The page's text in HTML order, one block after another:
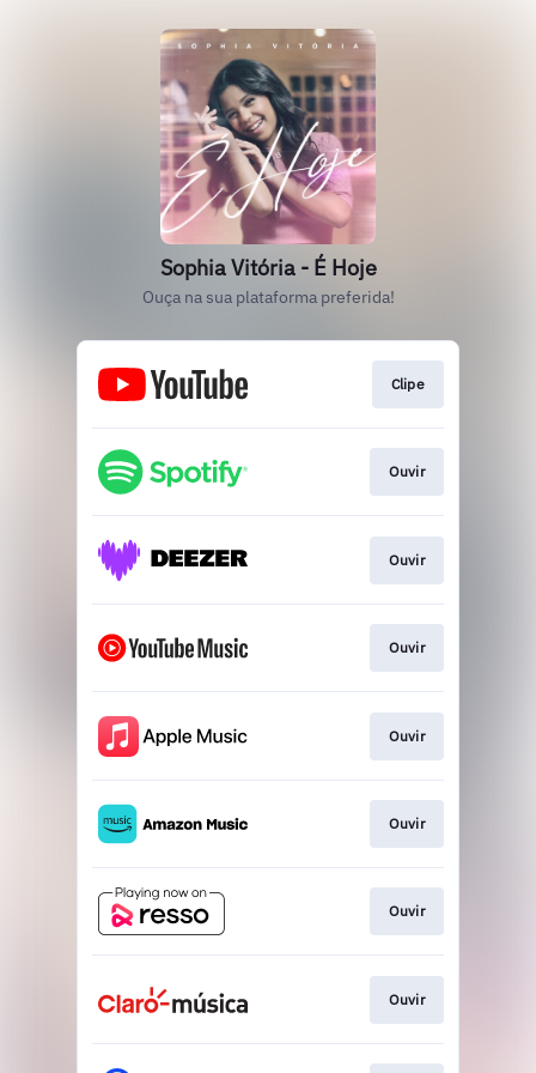
Sophia Vitória - É Hoje
Ouça na sua plataforma preferida!
Clipe
Ouvir
Ouvir
Ouvir
Ouvir
Ouvir
Ouvir
Ouvir